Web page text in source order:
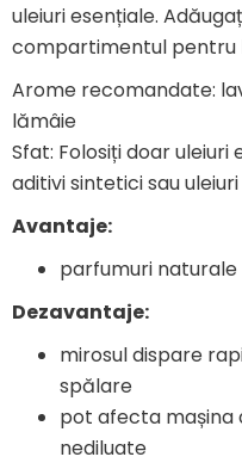
uleiuri esențiale.
compartimentul pentru
Arome recomandate:
lămâie
Sfat: Folosiți doar uleiuri
aditivi sintetici sau
Avantaje:
parfumuri naturale
Dezavantaje:
mirosul dispare
spălare
pot afecta mașina
nediluate